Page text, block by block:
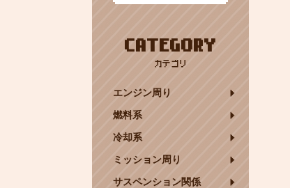
CATEGORY
カテゴリ
エンジン周り
燃料系
冷却系
ミッション周り
サスペンション関係